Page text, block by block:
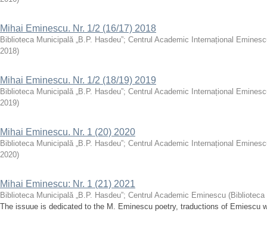
Mihai Eminescu. Nr. 1/2 (16/17) 2018
Biblioteca Municipală „B.P. Hasdeu”; Centrul Academic Internațional
2018)
Mihai Eminescu. Nr. 1/2 (18/19) 2019
Biblioteca Municipală „B.P. Hasdeu”; Centrul Academic Internațional
2019)
Mihai Eminescu. Nr. 1 (20) 2020
Biblioteca Municipală „B.P. Hasdeu”; Centrul Academic Internațional
2020)
Mihai Eminescu: Nr. 1 (21) 2021
Biblioteca Municipală „B.P. Hasdeu”; Centrul Academic Eminescu (
The issuue is dedicated to the M. Eminescu poetry, traductions of Emiescu